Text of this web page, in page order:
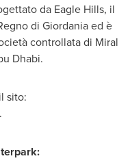
da Eagle Hills, il
di Giordania ed è
controllata di Miral
Dhabi.
sito:
.